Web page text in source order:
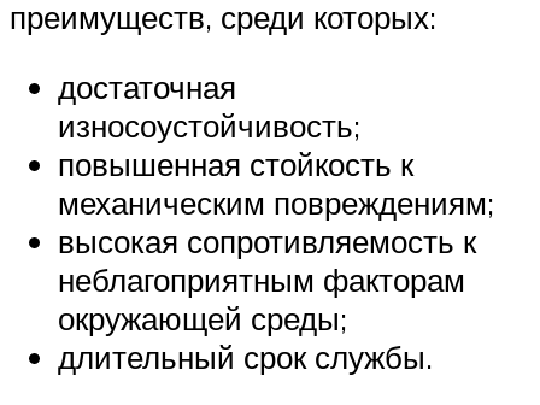
преимуществ, среди которых:
достаточная
износоустойчивость;
повышенная стойкость к
механическим повреждениям;
высокая сопротивляемость к
неблагоприятным факторам
окружающей среды;
длительный срок службы.